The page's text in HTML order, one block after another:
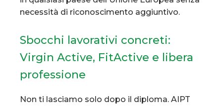
necessità di riconoscimento aggiuntivo.
Sbocchi lavorativi concreti:
Virgin Active, FitActive e libera
professione
Non ti lasciamo solo dopo il diploma. AIPT